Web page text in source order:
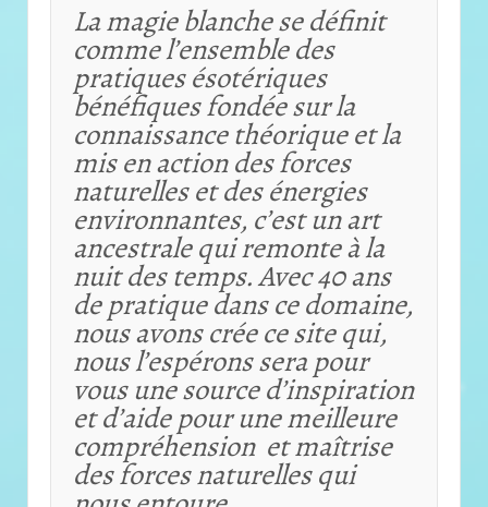
La magie blanche se définit
comme l’ensemble des
pratiques ésotériques
bénéfiques fondée sur la
connaissance théorique etla
mis en action des forces
naturelles et des énergies
environnantes, c’est un art
ancestrale qui remonte à la
nuit des temps. Avec 40 ans
de pratique dans ce domaine,
nous avons crée ce site qui,
nous l’espérons sera pour
vous une source d’inspiration
et d’aide pour une meilleure
compréhension et maîtrise
des forces naturelles qui